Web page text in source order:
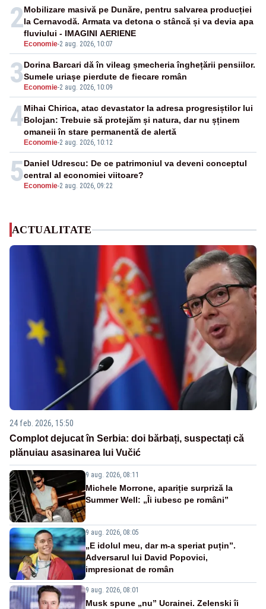
2
Economie-2 aug. 2026, 10:07
Mobilizare masivă pe Dunăre, pentru salvarea producției
la Cernavodă. Armata va detona o stâncă și va devia apa
fluviului - IMAGINI AERIENE
3 Economie-2 aug. 2026, 10:09
Dorina Barcari dă în vileag șmecheria înghețării pensiilor.
Sumele uriașe pierdute de fiecare român
4
Economie-2 aug. 2026, 10:12
Mihai Chirica, atac devastator la adresa progresiștilor lui
Bolojan: Trebuie să protejăm și natura, dar nu șținem
omaneii în stare permanentă de alertă
5 Economie-2 aug. 2026, 09:22
Daniel Udrescu: De ce patrimoniul va deveni conceptul
central al economiei viitoare?
ACTUALITATE
24 feb. 2026, 15:50
Complot dejucat în Serbia: doi bărbați, suspectați că
plănuiau asasinarea lui Vučić
9 aug. 2026, 08:11
Michele Morrone, apariție surpriză la
Summer Well: „Îi iubesc pe români”
9 aug. 2026, 08:05
„E idolul meu, dar m-a speriat puțin”.
Adversarul lui David Popovici,
impresionat de român
9 aug. 2026, 08:01
Musk spune „nu” Ucrainei. Zelenski îi